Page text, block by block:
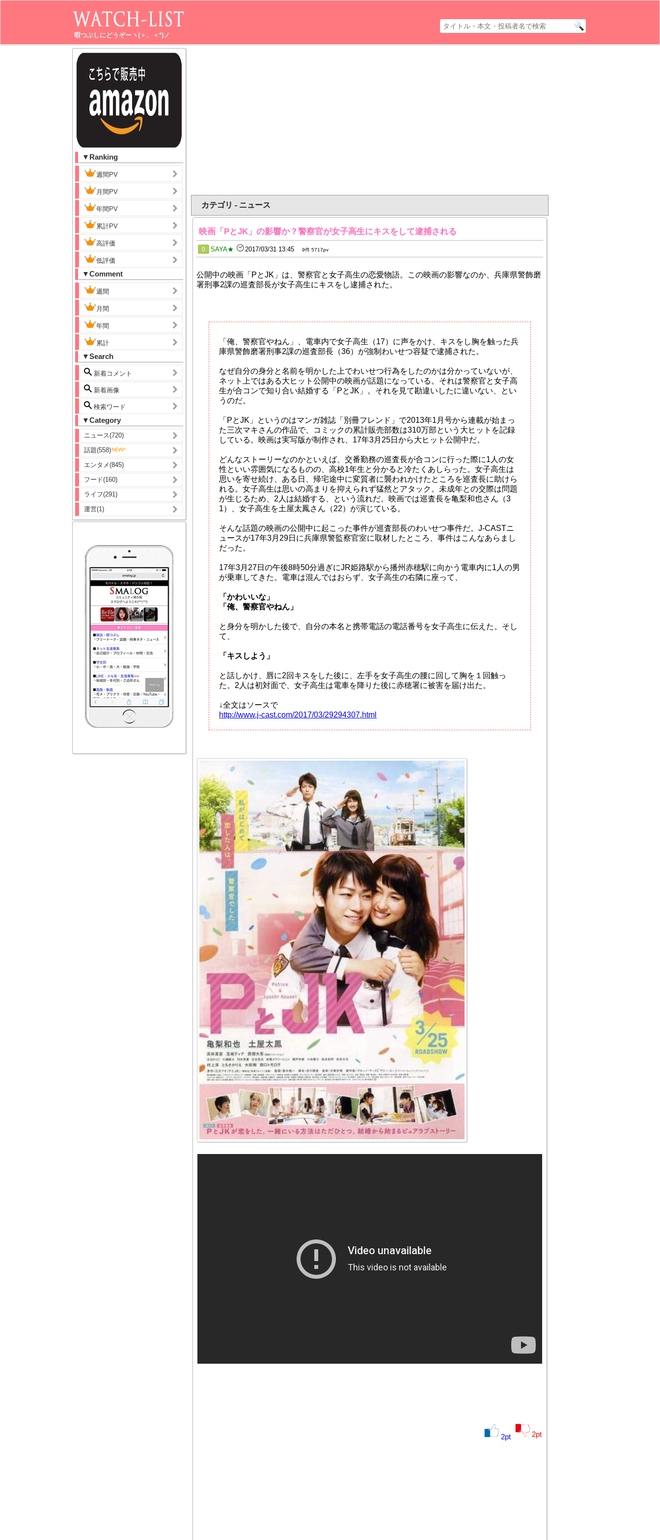
暇つぶしにどうぞーヽ(＞。＜*)ノ
▼Ranking
週間PV
月間PV
年間PV
累計PV
高評価
低評価
▼Comment
週間
月間
年間
累計
▼Search
新着コメント
新着画像
検索ワード
▼Category
ニュース(720)
話題(558)
エンタメ(845)
フード(160)
ライフ(291)
運営(1)
カテゴリ - ニュース
映画「PとJK」の影響か？警察官が女子高生にキスをして逮捕される
0 SAYA★ 2017/03/31 13:45 9件 5717pv
公開中の映画「PとJK」は、警察官と女子高生の恋愛物語。この映画の影響なのか、兵庫県警飾磨
署刑事2課の巡査部長が女子高生にキスをし逮捕された。
「俺、警察官やねん」、電車内で女子高生（17）に声をかけ、キスをし胸を触った兵
庫県警飾磨署刑事2課の巡査部長（36）が強制わいせつ容疑で逮捕された。
なぜ自分の身分と名前を明かした上でわいせつ行為をしたのかは分かっていないが、
ネット上ではある大ヒット公開中の映画が話題になっている。それは警察官と女子高
生が合コンで知り合い結婚する「PとJK」。それを見て勘違いしたに違いない、とい
うのだ。
「PとJK」というのはマンガ雑誌「別冊フレンド」で2013年1月号から連載が始まっ
た三次マキさんの作品で、コミックの累計販売部数は310万部という大ヒットを記録
している。映画は実写版が制作され、17年3月25日から大ヒット公開中だ。
どんなストーリーなのかといえば、交番勤務の巡査長が合コンに行った際に1人の女
性といい雰囲気になるものの、高校1年生と分かると冷たくあしらった。女子高生は
思いを寄せ続け、ある日、帰宅途中に変質者に襲われかけたところを巡査長に助けら
れる。女子高生は思いの高まりを抑えられず猛然とアタック。未成年との交際は問題
が生じるため、2人は結婚する、という流れだ。映画では巡査長を亀梨和也さん（3
1）、女子高生を土屋太鳳さん（22）が演じている。
そんな話題の映画の公開中に起こった事件が巡査部長のわいせつ事件だ。J-CASTニ
ュースが17年3月29日に兵庫県警監察官室に取材したところ、事件はこんなあらまし
だった。
17年3月27日の午後8時50分過ぎにJR姫路駅から播州赤穂駅に向かう電車内に1人の男
が乗車してきた。電車は混んではおらず、女子高生の右隣に座って、
「かわいいな」
「俺、警察官やねん」
と身分を明かした後で、自分の本名と携帯電話の電話番号を女子高生に伝えた。そし
て、
「キスしよう」
と話しかけ、唇に2回キスをした後に、左手を女子高生の腰に回して胸を１回触っ
た。2人は初対面で、女子高生は電車を降りた後に赤穂署に被害を届け出た。
↓全文はソースで
http://www.j-cast.com/2017/03/29294307.html
2pt 2pt